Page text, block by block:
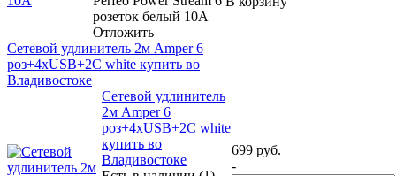
розеток белый 10A
Отложить
Сетевой удлинитель 2м Amper 6
роз+4xUSB+2C white купить во
Владивостоке
Сетевой удлинитель
2м Amper 6
роз+4xUSB+2C white
купить во
Владивостоке
699 руб.
-